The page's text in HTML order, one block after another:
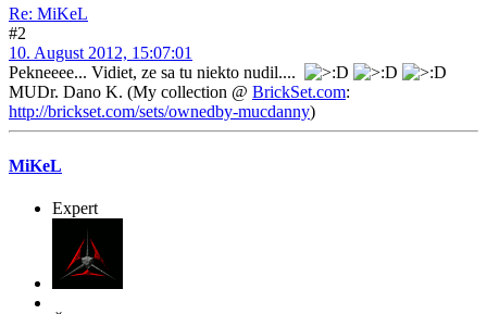
Re: MiKeL
#2
10. August 2012, 15:07:01
Pekneeee... Vidiet, ze sa tu niekto nudil....
MUDr. Dano K. (My collection @ BrickSet.com:
http://brickset.com/sets/ownedby-mucdanny)
MiKeL
Expert